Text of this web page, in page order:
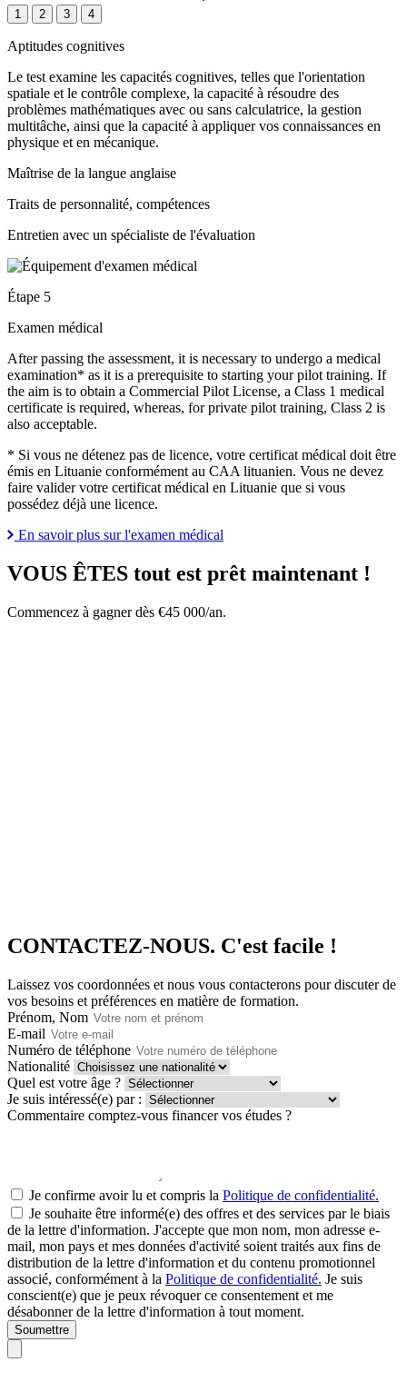
1 2 3 4
Aptitudes cognitives
Le test examine les capacités cognitives, telles que l'orientation
spatiale et le contrôle complexe, la capacité à résoudre des
problèmes mathématiques avec ou sans calculatrice, la gestion
multitâche, ainsi que la capacité à appliquer vos connaissances en
physique et en mécanique.
Maîtrise de la langue anglaise
Traits de personnalité, compétences
Entretien avec un spécialiste de l'évaluation
Étape 5
Examen médical
After passing the assessment, it is necessary to undergo a medical
examination* as it is a prerequisite to starting your pilot training. If
the aim is to obtain a Commercial Pilot License, a Class 1 medical
certificate is required, whereas, for private pilot training, Class 2 is
also acceptable.
* Si vous ne détenez pas de licence, votre certificat médical doit être
émis en Lituanie conformément au CAA lituanien. Vous ne devez
faire valider votre certificat médical en Lituanie que si vous
possédez déjà une licence.
En savoir plus sur l'examen médical
VOUS ÊTES tout est prêt maintenant !
Commencez à gagner dès €45 000/an.
CONTACTEZ-NOUS. C'est facile !
Laissez vos coordonnées et nous vous contacterons pour discuter de
vos besoins et préférences en matière de formation.
Prénom, Nom
E-mail
Numéro de téléphone
Nationalité
Quel est votre âge ?
Je suis intéressé(e) par :
Commentaire comptez-vous financer vos études ?
Je confirme avoir lu et compris la Politique de confidentialité.
Je souhaite être informé(e) des offres et des services par le biais
de la lettre d'information. J'accepte que mon nom, mon adresse e-
mail, mon pays et mes données d'activité soient traités aux fins de
distribution de la lettre d'information et du contenu promotionnel
associé, conformément à la Politique de confidentialité. Je suis
conscient(e) que je peux révoquer ce consentement et me
désabonner de la lettre d'information à tout moment.
Soumettre